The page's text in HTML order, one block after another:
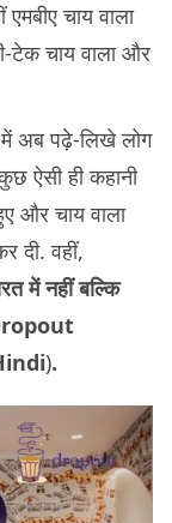
चाय वाला
टेक चाय वाला और
अब पढ़े-लिखे लोग
ऐसी ही कहानी
और चाय वाला
दी. वहीं,
में नहीं बल्कि
).